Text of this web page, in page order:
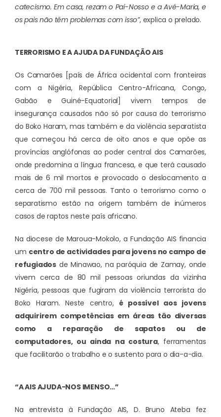
catecismo. Em casa, rezam o Pai-Nosso e a Avé-Maria, e
os pais não têm problemas com isso”, explica o prelado.
TERRORISMO E A AJUDA DA FUNDAÇÃO AIS
Os Camarões [país de África ocidental com fronteiras
com a Nigéria, República Centro-Africana, Congo,
Gabão e Guiné-Equatorial] vivem tempos de
insegurança causados não só por causa do terrorismo
do Boko Haram, mas também e da violência separatista
que começou há cerca de oito anos e que opõe as
províncias anglófonas ao poder central dos Camarões,
onde predomina a língua francesa, e que terá causado
mais de 6 mil mortos e provocado o deslocamento a
cerca de 700 mil pessoas. Tanto o terrorismo como o
separatismo estão na origem também de inúmeros
casos de raptos neste país africano.
Na diocese de Maroua-Mokolo, a Fundação AIS financia
um centro de actividades para jovens no campo de
refugiados de Minawao, na paróquia de Zamay, onde
vivem cerca de 80 mil pessoas oriundas da vizinha
Nigéria, pessoas que fugiram da violência terrorista do
Boko Haram. Neste centro, é possível aos jovens
adquirirem competências em áreas tão diversas
como a reparação de sapatos ou de
computadores, ou ainda na costura, ferramentas
que facilitarão o trabalho e o sustento para o dia-a-dia.
“A AIS AJUDA-NOS IMENSO…”
Na entrevista à Fundação AIS, D. Bruno Ateba fez